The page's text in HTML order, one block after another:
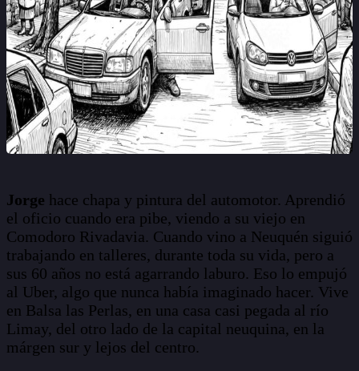
Jorge hace chapa y pintura del automotor. Aprendió
el oficio cuando era pibe, viendo a su viejo en
Comodoro Rivadavia. Cuando vino a Neuquén siguió
trabajando en talleres, durante toda su vida, pero a
sus 60 años no está agarrando laburo. Eso lo empujó
al Uber, algo que nunca había imaginado hacer. Vive
en Balsa las Perlas, en una casa casi pegada al río
Limay, del otro lado de la capital neuquina, en la
márgen sur y lejos del centro.